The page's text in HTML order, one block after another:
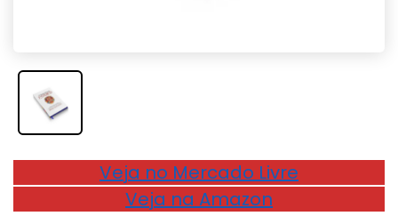
Veja no Mercado Livre
Veja na Amazon